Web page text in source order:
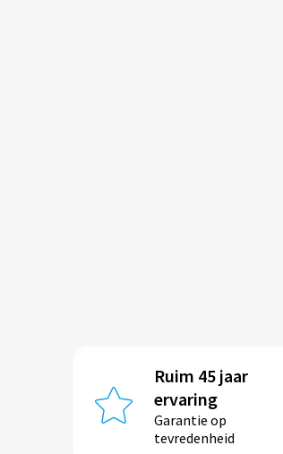
Ruim 45 jaar
ervaring
Garantie op
tevredenheid